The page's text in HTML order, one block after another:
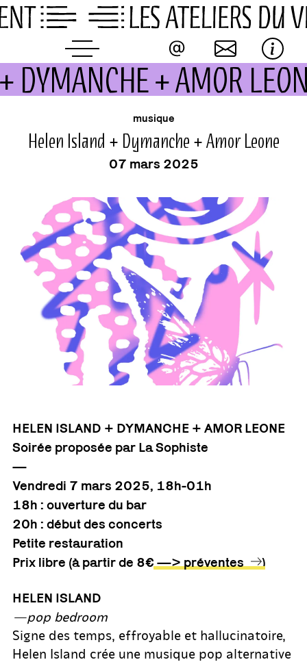
Skip
to
DYMANCHE + AMOR
événement
musique
Helen Island + Dymanche + Amor Leone
07 mars 2025
HELEN ISLAND + DYMANCHE + AMOR LEONE
Soirée proposée par La Sophiste
—
Vendredi 7 mars 2025, 18h-01h
18h : ouverture du bar
20h : début des concerts
Petite restauration
Prix libre (à partir de 8€ —> préventes )
HELEN ISLAND
—pop bedroom
Signe des temps, effroyable et hallucinatoire,
Helen Island crée une musique pop alternative